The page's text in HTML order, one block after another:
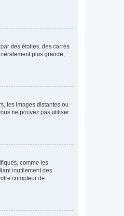
des étoiles, des carrés
plus grande,
les images distantes ou
ne pouvez pas utiliser
comme les
inutilement des
compteur de